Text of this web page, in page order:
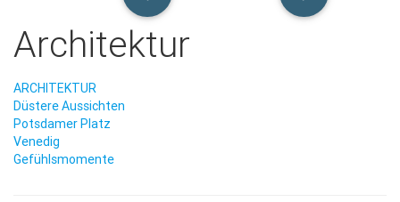
Architektur
ARCHITEKTUR
Düstere Aussichten
Potsdamer Platz
Venedig
Gefühlsmomente